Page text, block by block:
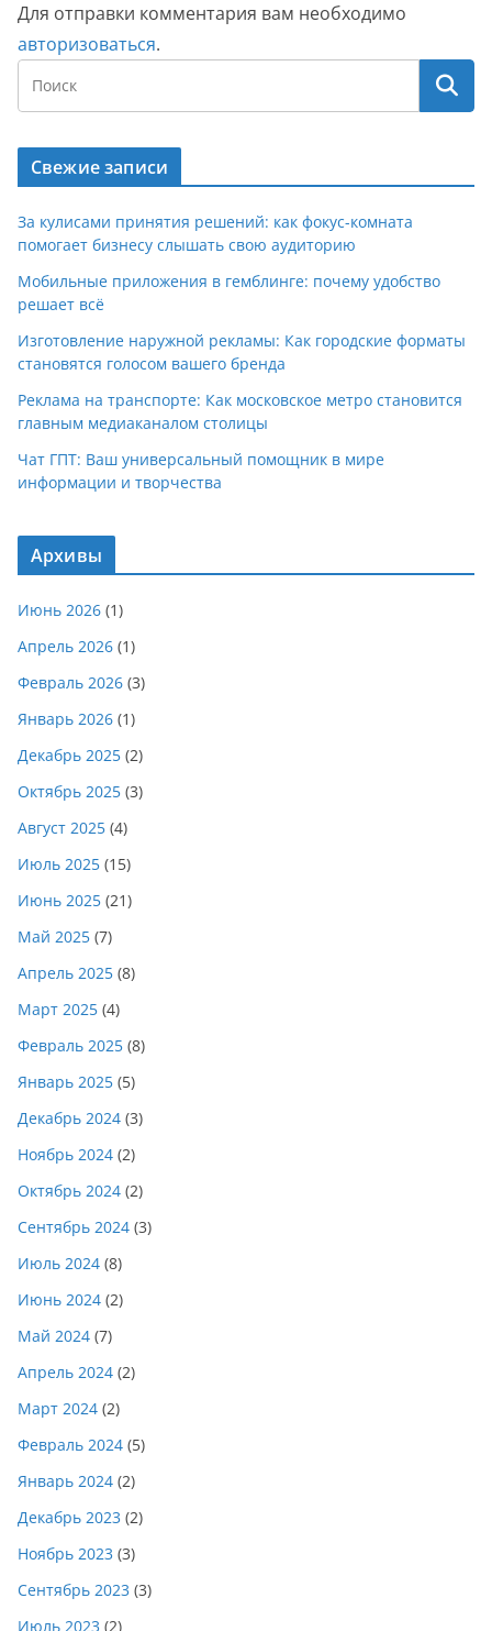
Для отправки комментария вам необходимо
авторизоваться.
Свежие записи
За кулисами принятия решений: как фокус-комната
помогает бизнесу слышать свою аудиторию
Мобильные приложения в гемблинге: почему удобство
решает всё
Изготовление наружной рекламы: Как городские форматы
становятся голосом вашего бренда
Реклама на транспорте: Как московское метро становится
главным медиаканалом столицы
Чат ГПТ: Ваш универсальный помощник в мире
информации и творчества
Архивы
Июнь 2026 (1)
Апрель 2026 (1)
Февраль 2026 (3)
Январь 2026 (1)
Декабрь 2025 (2)
Октябрь 2025 (3)
Август 2025 (4)
Июль 2025 (15)
Июнь 2025 (21)
Май 2025 (7)
Апрель 2025 (8)
Март 2025 (4)
Февраль 2025 (8)
Январь 2025 (5)
Декабрь 2024 (3)
Ноябрь 2024 (2)
Октябрь 2024 (2)
Сентябрь 2024 (3)
Июль 2024 (8)
Июнь 2024 (2)
Май 2024 (7)
Апрель 2024 (2)
Март 2024 (2)
Февраль 2024 (5)
Январь 2024 (2)
Декабрь 2023 (2)
Ноябрь 2023 (3)
Сентябрь 2023 (3)
Июль 2023 (2)